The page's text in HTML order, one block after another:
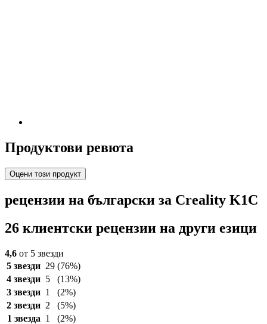
Продуктови ревюта
Оцени този продукт
рецензии на български за Creality K1C
26 клиентски рецензии на други езици
4,6 от 5 звезди
5 звезди 29 (76%)
4 звезди 5
(13%)
3 звезди 1
(2%)
2 звезди 2
(5%)
1 звезда 1 (2%)